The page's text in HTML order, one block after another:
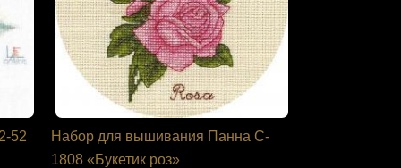
52
Набор для вышивания Панна C-
1808 «Букетик роз»